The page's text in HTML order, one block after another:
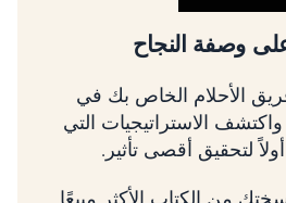
التسويق الرقمي
الأمور الأكثر أهمية، وربط
وتنمية عملك باستخدام
عمل مثبت.